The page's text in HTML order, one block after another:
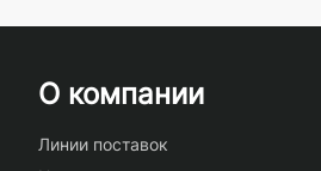
О компании
Линии поставок